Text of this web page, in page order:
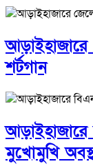
শর্টগান
আড়াইহাজারে
মুখোমুখি